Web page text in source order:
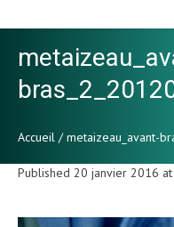
Accueil /metaizeau_avant-
Published 20 janvier 2016